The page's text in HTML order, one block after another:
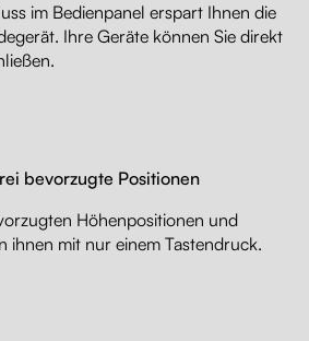
im Bedienpanel erspart Ihnen die
Ihre Geräte können Sie direkt
bevorzugte Positionen
Höhenpositionen und
ihnen mit nur einem Tastendruck.